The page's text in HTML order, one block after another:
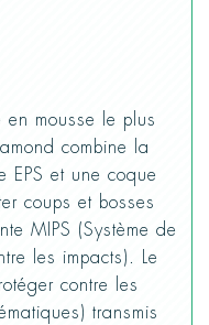
en mousse le plus
combine la
EPS et une coque
coups et bosses
MIPS (Système de
les impacts). Le
contre les
transmis